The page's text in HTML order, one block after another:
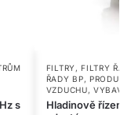
s
FILTRY ,FILTRY
ŘADY BP,
VZDUCHU,
Hladinově